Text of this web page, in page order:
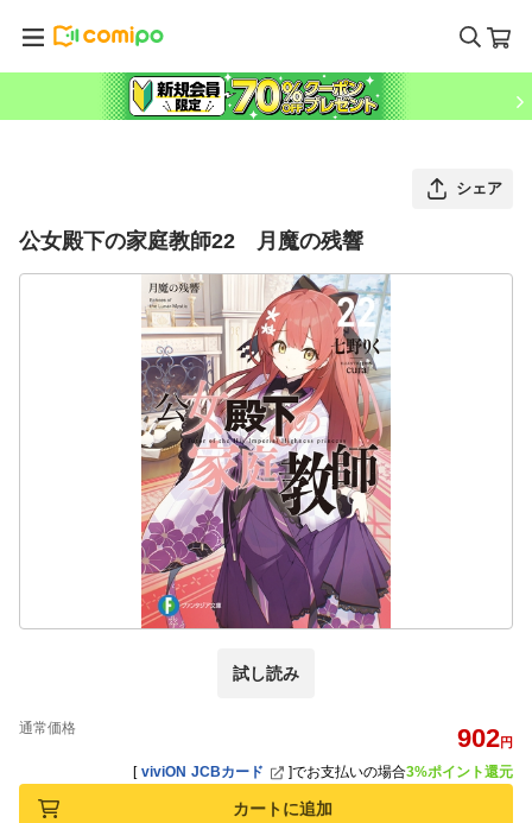
シェア
公女殿下の家庭教師22 月魔の残響
試し読み
通常価格 902円
[ viviON JCBカード ]でお支払いの場合3%ポイント還元
カートに追加